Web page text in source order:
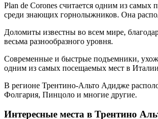
Plan de Corones считается одним из
среди знающих горнолыжников. Она
Доломиты известны во всем мире,
весьма разнообразного уровня.
Современные и быстрые подъемники,
одним из самых посещаемых мест в
В регионе Трентино-Альто Адидже
Фолгария, Пинцоло и многие другие.
Интересные места в Трентино